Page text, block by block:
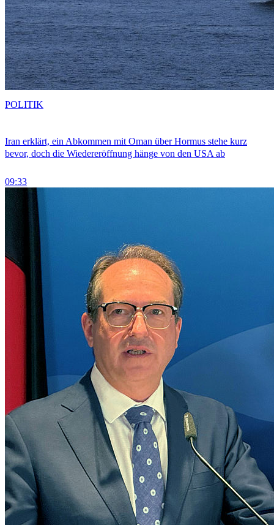
Iran erklärt, ein Abkommen mit Oman über Hormus stehe kurz
bevor, doch die Wiedereröffnung hänge von den USA ab
09:33
POLITIK